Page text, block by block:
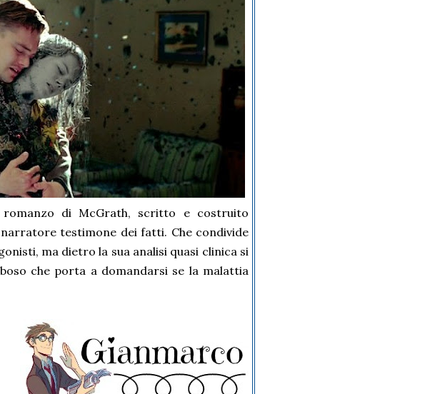
di McGrath, scritto e costruito
testimone dei fatti. Che condivide
ma dietro la sua analisi quasi clinica si
che porta a domandarsi se la malattia